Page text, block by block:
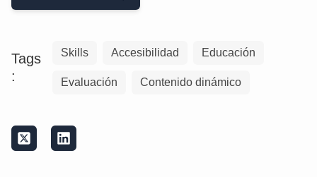
Tags
:
Skills Accesibilidad Educación
Evaluación Contenido dinámico